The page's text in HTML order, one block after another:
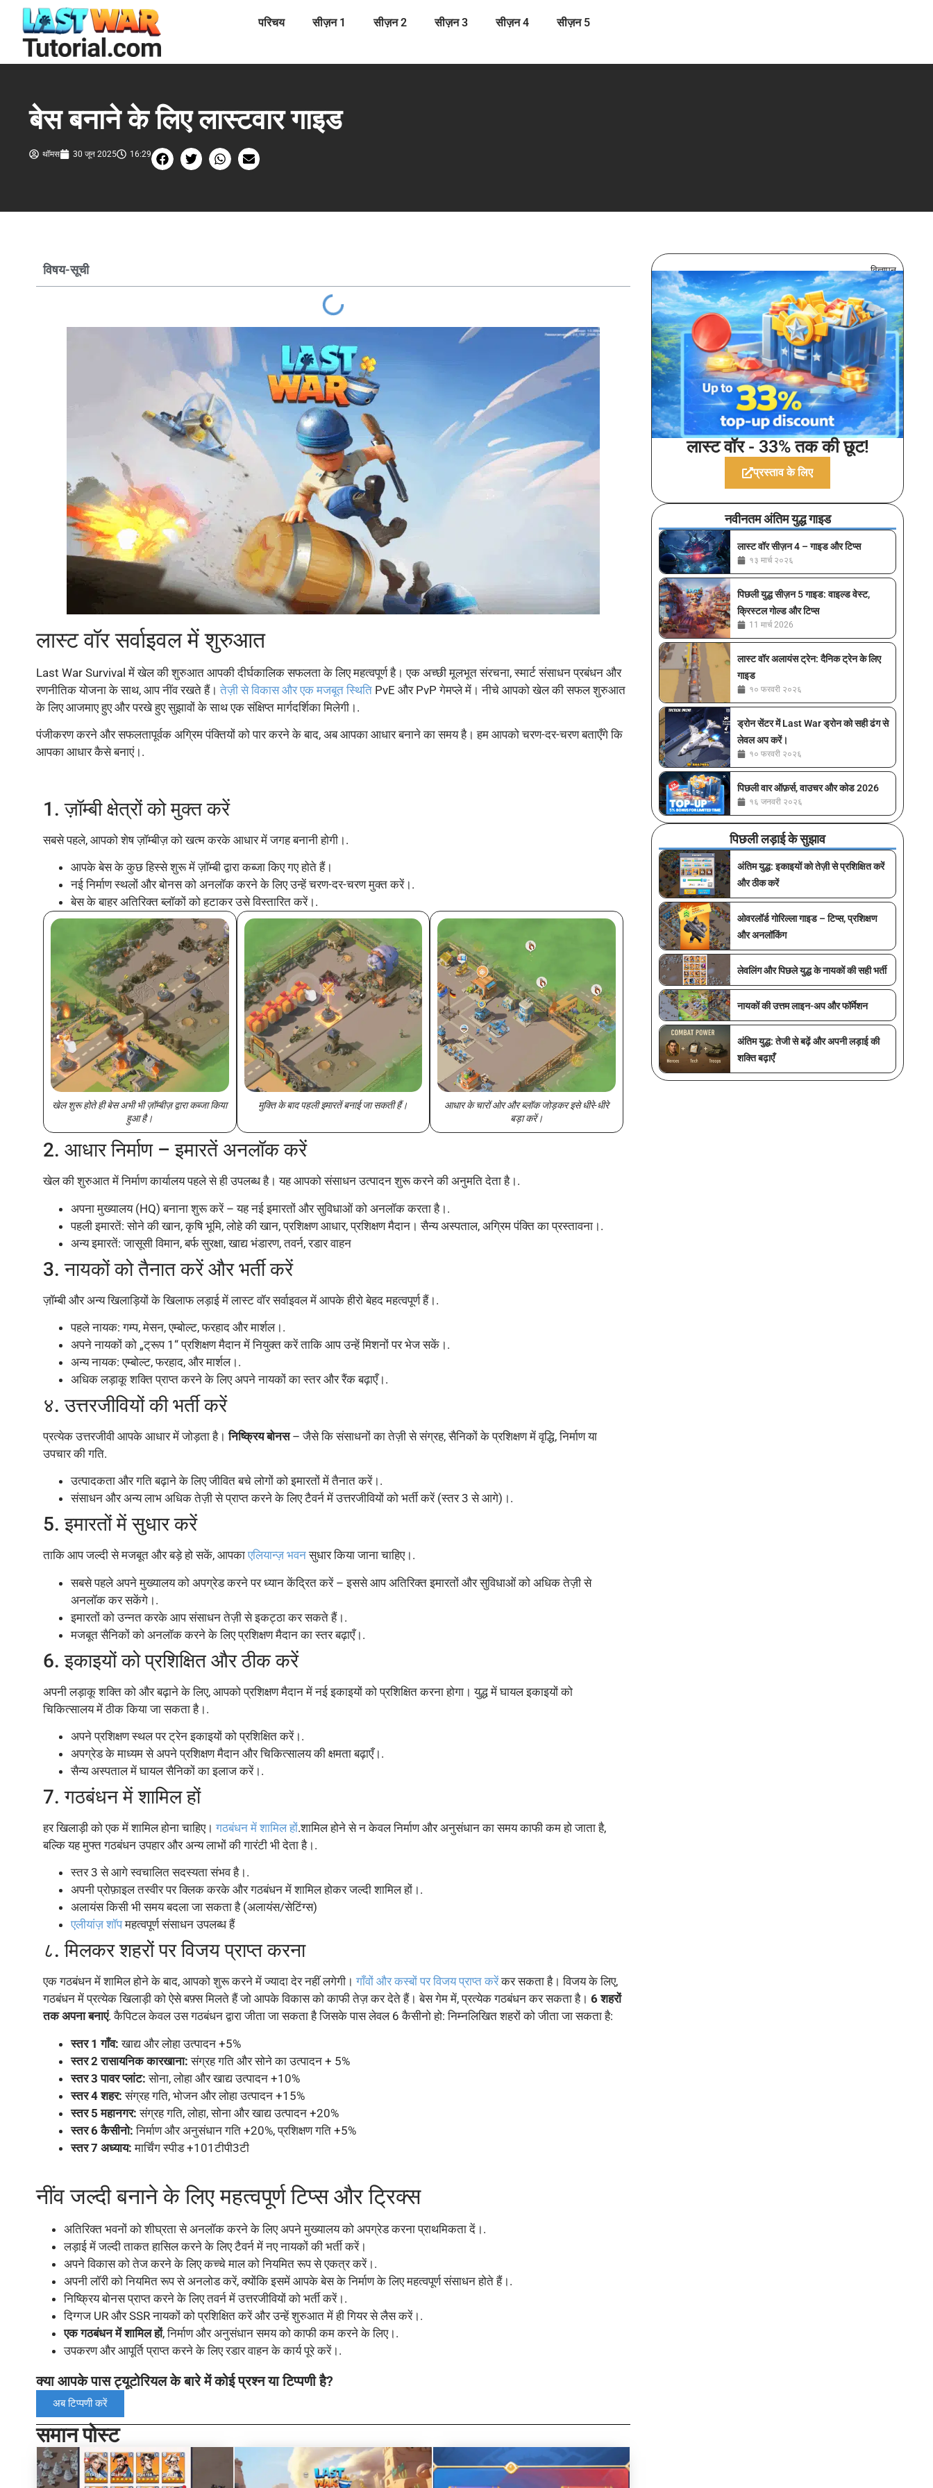
परिचय सीज़न 1 सीज़न 2 सीज़न 3 सीज़न 4 सीज़न 5
बेस बनाने के लिए लास्टवार गाइड
थॉमस 30 जून 2025 16:29
विषय-सूची
लास्ट वॉर सर्वाइवल में शुरुआत
Last War Survival में खेल की शुरुआत आपकी दीर्घकालिक सफलता के लिए महत्वपूर्ण है। एक अच्छी मूलभूत संरचना, स्मार्ट संसाधन प्रबंधन और
रणनीतिक योजना के साथ, आप नींव रखते हैं। तेज़ी से विकास और एक मजबूत स्थिति PvE और PvP गेमप्ले में। नीचे आपको खेल की सफल शुरुआत
के लिए आजमाए हुए और परखे हुए सुझावों के साथ एक संक्षिप्त मार्गदर्शिका मिलेगी।.
पंजीकरण करने और सफलतापूर्वक अग्रिम पंक्तियों को पार करने के बाद, अब आपका आधार बनाने का समय है। हम आपको चरण-दर-चरण बताएँगे कि
आपका आधार कैसे बनाएं।.
1. ज़ॉम्बी क्षेत्रों को मुक्त करें
सबसे पहले, आपको शेष ज़ॉम्बीज़ को खत्म करके आधार में जगह बनानी होगी।.
आपके बेस के कुछ हिस्से शुरू में ज़ॉम्बी द्वारा कब्जा किए गए होते हैं।
नई निर्माण स्थलों और बोनस को अनलॉक करने के लिए उन्हें चरण-दर-चरण मुक्त करें।.
बेस के बाहर अतिरिक्त ब्लॉकों को हटाकर उसे विस्तारित करें।.
खेल शुरू होते ही बेस अभी भी ज़ॉम्बीज़ द्वारा कब्जा किया
हुआ है।
मुक्ति के बाद पहली इमारतें बनाई जा सकती हैं।
आधार के चारों ओर और ब्लॉक जोड़कर इसे धीरे-धीरे
बड़ा करें।
2. आधार निर्माण – इमारतें अनलॉक करें
खेल की शुरुआत में निर्माण कार्यालय पहले से ही उपलब्ध है। यह आपको संसाधन उत्पादन शुरू करने की अनुमति देता है।.
अपना मुख्यालय (HQ) बनाना शुरू करें – यह नई इमारतों और सुविधाओं को अनलॉक करता है।.
पहली इमारतें: सोने की खान, कृषि भूमि, लोहे की खान, प्रशिक्षण आधार, प्रशिक्षण मैदान। सैन्य अस्पताल, अग्रिम पंक्ति का प्रस्तावना।.
अन्य इमारतें: जासूसी विमान, बर्फ सुरक्षा, खाद्य भंडारण, तवर्न, रडार वाहन
3. नायकों को तैनात करें और भर्ती करें
ज़ॉम्बी और अन्य खिलाड़ियों के खिलाफ लड़ाई में लास्ट वॉर सर्वाइवल में आपके हीरो बेहद महत्वपूर्ण हैं।.
पहले नायक: गम्प, मेसन, एम्बोल्ट, फरहाद और मार्शल।.
अपने नायकों को „ट्रूप 1“ प्रशिक्षण मैदान में नियुक्त करें ताकि आप उन्हें मिशनों पर भेज सकें।.
अन्य नायक: एम्बोल्ट, फरहाद, और मार्शल।.
अधिक लड़ाकू शक्ति प्राप्त करने के लिए अपने नायकों का स्तर और रैंक बढ़ाएँ।.
४. उत्तरजीवियों की भर्ती करें
प्रत्येक उत्तरजीवी आपके आधार में जोड़ता है।निष्क्रिय बोनस– जैसे कि संसाधनों का तेज़ी से संग्रह, सैनिकों के प्रशिक्षण में वृद्धि, निर्माण या
उपचार की गति.
उत्पादकता और गति बढ़ाने के लिए जीवित बचे लोगों को इमारतों में तैनात करें।.
संसाधन और अन्य लाभ अधिक तेज़ी से प्राप्त करने के लिए टैवर्न में उत्तरजीवियों को भर्ती करें (स्तर 3 से आगे)।.
5. इमारतों में सुधार करें
ताकि आप जल्दी से मजबूत और बड़े हो सकें, आपका एलियान्ज़ भवनसुधार किया जाना चाहिए।.
सबसे पहले अपने मुख्यालय को अपग्रेड करने पर ध्यान केंद्रित करें – इससे आप अतिरिक्त इमारतों और सुविधाओं को अधिक तेज़ी से
अनलॉक कर सकेंगे।.
इमारतों को उन्नत करके आप संसाधन तेज़ी से इकट्ठा कर सकते हैं।.
मजबूत सैनिकों को अनलॉक करने के लिए प्रशिक्षण मैदान का स्तर बढ़ाएँ।.
6. इकाइयों को प्रशिक्षित और ठीक करें
अपनी लड़ाकू शक्ति को और बढ़ाने के लिए, आपको प्रशिक्षण मैदान में नई इकाइयों को प्रशिक्षित करना होगा। युद्ध में घायल इकाइयों को
चिकित्सालय में ठीक किया जा सकता है।.
अपने प्रशिक्षण स्थल पर ट्रेन इकाइयों को प्रशिक्षित करें।.
अपग्रेड के माध्यम से अपने प्रशिक्षण मैदान और चिकित्सालय की क्षमता बढ़ाएँ।.
सैन्य अस्पताल में घायल सैनिकों का इलाज करें।.
7. गठबंधन में शामिल हों
हर खिलाड़ी को एक में शामिल होना चाहिए। गठबंधन में शामिल हों.शामिल होने से न केवल निर्माण और अनुसंधान का समय काफी कम हो जाता है,
बल्कि यह मुफ्त गठबंधन उपहार और अन्य लाभों की गारंटी भी देता है।.
स्तर 3 से आगे स्वचालित सदस्यता संभव है।.
अपनी प्रोफ़ाइल तस्वीर पर क्लिक करके और गठबंधन में शामिल होकर जल्दी शामिल हों।.
अलायंस किसी भी समय बदला जा सकता है (अलायंस/सेटिंग्स)
एलीयांज़ शॉपमहत्वपूर्ण संसाधन उपलब्ध हैं
८. मिलकर शहरों पर विजय प्राप्त करना
एक गठबंधन में शामिल होने के बाद, आपको शुरू करने में ज्यादा देर नहीं लगेगी। गाँवों और कस्बों पर विजय प्राप्त करेंकर सकता है। विजय के लिए,
गठबंधन में प्रत्येक खिलाड़ी को ऐसे बफ़्स मिलते हैं जो आपके विकास को काफी तेज़ कर देते हैं। बेस गेम में, प्रत्येक गठबंधन कर सकता है। 6 शहरों
तक अपना बनाएं. कैपिटल केवल उस गठबंधन द्वारा जीता जा सकता है जिसके पास लेवल 6 कैसीनो हो: निम्नलिखित शहरों को जीता जा सकता है:
स्तर 1 गाँव: खाद्य और लोहा उत्पादन +5%
स्तर 2 रासायनिक कारखाना: संग्रह गति और सोने का उत्पादन + 5%
स्तर 3 पावर प्लांट: सोना, लोहा और खाद्य उत्पादन +10%
स्तर 4 शहर: संग्रह गति, भोजन और लोहा उत्पादन +15%
स्तर 5 महानगर: संग्रह गति, लोहा, सोना और खाद्य उत्पादन +20%
स्तर 6 कैसीनो: निर्माण और अनुसंधान गति +20%, प्रशिक्षण गति +5%
स्तर 7 अध्याय: मार्चिंग स्पीड +101टीपी3टी
नींव जल्दी बनाने के लिए महत्वपूर्ण टिप्स और ट्रिक्स
अतिरिक्त भवनों को शीघ्रता से अनलॉक करने के लिए अपने मुख्यालय को अपग्रेड करना प्राथमिकता दें।.
लड़ाई में जल्दी ताकत हासिल करने के लिए टैवर्न में नए नायकों की भर्ती करें।
अपने विकास को तेज करने के लिए कच्चे माल को नियमित रूप से एकत्र करें।.
अपनी लॉरी को नियमित रूप से अनलोड करें, क्योंकि इसमें आपके बेस के निर्माण के लिए महत्वपूर्ण संसाधन होते हैं।.
निष्क्रिय बोनस प्राप्त करने के लिए तवर्न में उत्तरजीवियों को भर्ती करें।.
दिग्गज UR और SSR नायकों को प्रशिक्षित करें और उन्हें शुरुआत में ही गियर से लैस करें।.
एक गठबंधन में शामिल हों, निर्माण और अनुसंधान समय को काफी कम करने के लिए।.
उपकरण और आपूर्ति प्राप्त करने के लिए रडार वाहन के कार्य पूरे करें।.
क्या आपके पास ट्यूटोरियल के बारे में कोई प्रश्न या टिप्पणी है?
अब टिप्पणी करें
समान पोस्ट
विज्ञापन
लास्ट वॉर - 33% तक की छूट!
प्रस्ताव के लिए
नवीनतम अंतिम युद्ध गाइड
लास्ट वॉर सीज़न 4 – गाइड और टिप्स
१३ मार्च २०२६
पिछली युद्ध सीज़न 5 गाइड: वाइल्ड वेस्ट,
क्रिस्टल गोल्ड और टिप्स
11 मार्च 2026
लास्ट वॉर अलायंस ट्रेन: दैनिक ट्रेन के लिए
गाइड
१० फरवरी २०२६
ड्रोन सेंटर में Last War ड्रोन को सही ढंग से
लेवल अप करें।
१० फरवरी २०२६
पिछली वार ऑफ़र्स, वाउचर और कोड 2026
१६ जनवरी २०२६
पिछली लड़ाई के सुझाव
अंतिम युद्ध: इकाइयों को तेज़ी से प्रशिक्षित करें
और ठीक करें
ओवरलॉर्ड गोरिल्ला गाइड – टिप्स, प्रशिक्षण
और अनलॉकिंग
लेवलिंग और पिछले युद्ध के नायकों की सही भर्ती
नायकों की उत्तम लाइन-अप और फॉर्मेशन
अंतिम युद्ध: तेजी से बढ़ें और अपनी लड़ाई की
शक्ति बढ़ाएँ